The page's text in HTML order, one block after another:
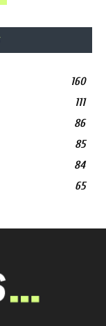
160
111
86
85
84
65